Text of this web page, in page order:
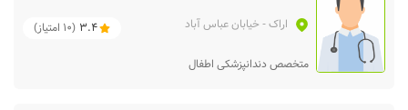
اراک- خیابان عباس آباد 3.4
(
10 امتیاز)
متخصص دندانپزشکی اطفال